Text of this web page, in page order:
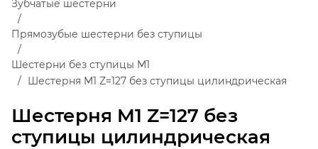
Шестерня M1 Z=127 без
ступицы цилиндрическая
Зубчатые шестерни
Прямозубые шестерни без ступицы
Шестерни без ступицы М1
Шестерня M1 Z=127 без ступицы цилиндрическая